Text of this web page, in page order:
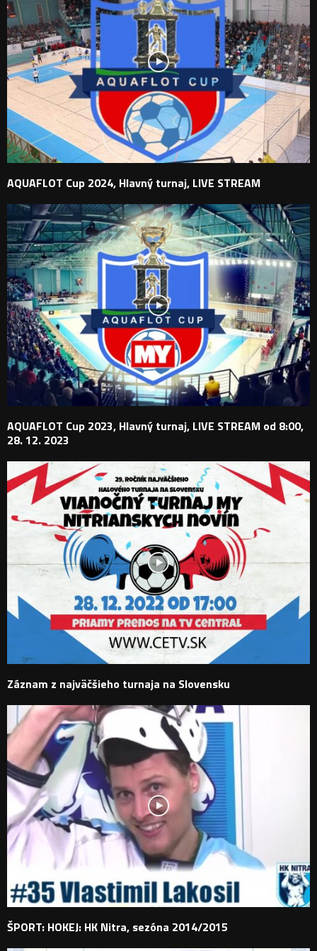
AQUAFLOT Cup 2024, Hlavný turnaj, LIVE STREAM
AQUAFLOT Cup 2023, Hlavný turnaj, LIVE STREAM od 8:00,
28. 12. 2023
Záznam z najväčšieho turnaja na Slovensku
ŠPORT: HOKEJ: HK Nitra, sezóna 2014/2015